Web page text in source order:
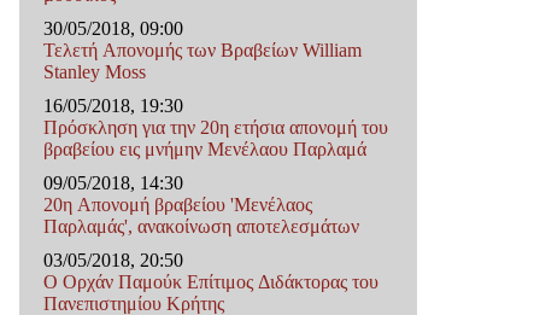
30/05/2018, 09:00
Τελετή Απονομής των Βραβείων William
Stanley Moss
16/05/2018, 19:30
Πρόσκληση για την 20η ετήσια απονομή του
βραβείου εις μνήμην Μενέλαου Παρλαμά
09/05/2018, 14:30
20η Απονομή βραβείου 'Μενέλαος
Παρλαμάς', ανακοίνωση αποτελεσμάτων
03/05/2018, 20:50
Ο Ορχάν Παμούκ Επίτιμος Διδάκτορας του
Πανεπιστημίου Κρήτης